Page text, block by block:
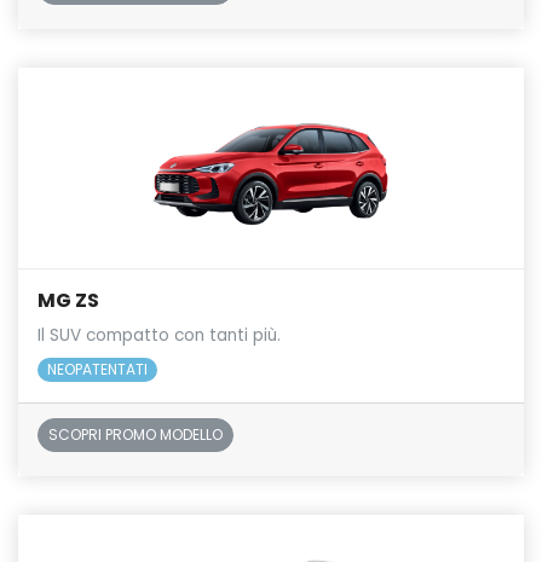
MG ZS
Il SUV compatto con tanti più.
NEOPATENTATI
SCOPRI PROMO MODELLO